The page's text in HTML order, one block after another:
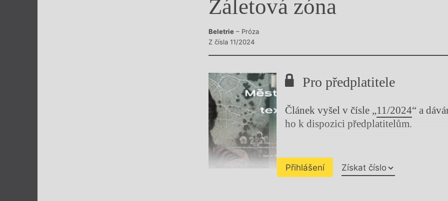
Výroční cenyZáletová zóna
Beletrie – Próza
Z čísla 11/2024
Pro předplatitele
Článek vyšel v čísle „11/2024“ a
ho k dispozici předplatitelům.
Přihlášení Získat číslo